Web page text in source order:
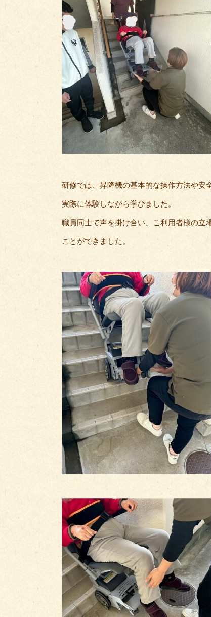
研修では、昇降機の基本的な操作方法や安
実際に体験しながら学びました。
職員同士で声を掛け合い、ご利用者様の立
ことができました。